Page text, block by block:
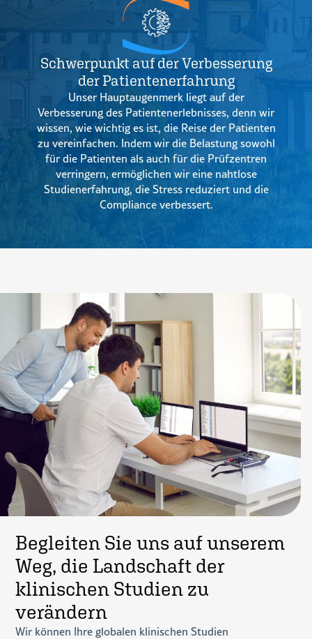
Schwerpunkt auf der Verbesserung
der Patientenerfahrung
Unser Hauptaugenmerk liegt auf der
Verbesserung des Patientenerlebnisses, denn wir
wissen, wie wichtig es ist, die Reise der Patienten
zu vereinfachen. Indem wir die Belastung sowohl
für die Patienten als auch für die Prüfzentren
verringern, ermöglichen wir eine nahtlose
Studienerfahrung, die Stress reduziert und die
Compliance verbessert.
Begleiten Sie uns auf unserem
Weg, die Landschaft der
klinischen Studien zu
verändern
Wir können Ihre globalen klinischen Studien